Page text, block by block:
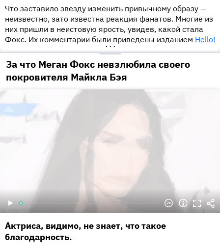
Что заставило звезду изменить привычному образу —
неизвестно, зато известна реакция фанатов. Многие из
них пришли в неистовую ярость, увидев, какой стала
Фокс. Их комментарии были приведены изданием Hello!
•••
За что Меган Фокс невзлюбила своего
покровителя Майкла Бэя
Актриса, видимо, не знает, что такое
благодарность.